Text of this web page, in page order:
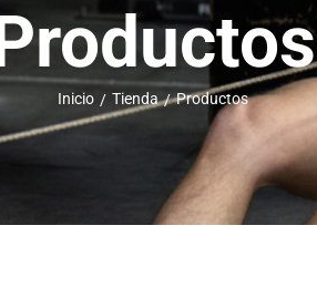
Inicio / Tienda / Productos